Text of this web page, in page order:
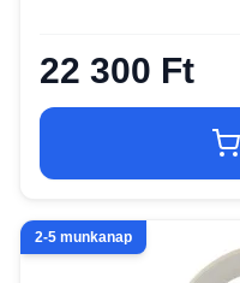
22 300 Ft
2-5 munkanap